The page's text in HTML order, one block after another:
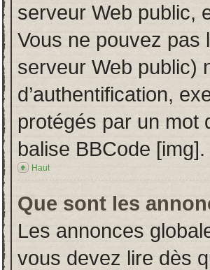
serveur Web public,
Vous ne pouvez pas
serveur Web public)
d’authentification,
protégés par un mot
balise BBCode [img].
Haut
Que sont les
Les annonces
vous devez lire dès